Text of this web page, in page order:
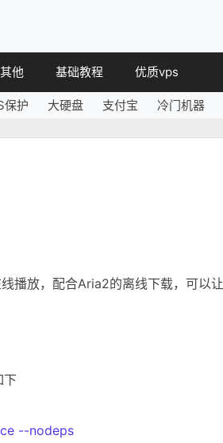
其他
讯
基础教程 优质vps
保护 大硬盘 支付宝 冷门机器
播放，配合Aria2的离线下载，可以让
下
--nodeps